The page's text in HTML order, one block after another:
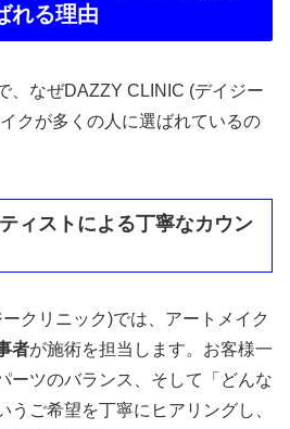
れる理由
、なぜDAZZY CLINIC (デイジー
クが多くの人に選ばれているの
ィストによる丁寧なカウン
クリニック)では、アートメイク
者が施術を担当します。お客様一
ーツのバランス、そして「どんな
うご希望を丁寧にヒアリングし、